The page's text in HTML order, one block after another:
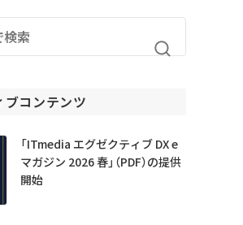
ブコンテンツ
「ITmedia エグゼクティブ DX e
マガジン 2026 春」（PDF）の提供
開始